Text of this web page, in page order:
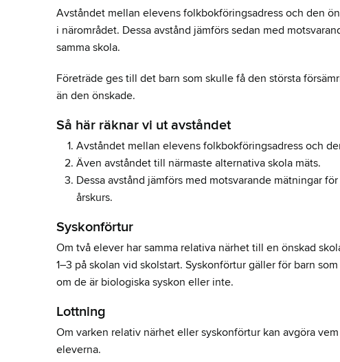
Avståndet mellan elevens folkbokföringsadress och den
i närområdet. Dessa avstånd jämförs sedan med
samma skola.
Företräde ges till det barn som skulle få den största
än den önskade.
Så här räknar vi ut avståndet
Avståndet mellan elevens folkbokföringsadress och
Även avståndet till närmaste alternativa skola mäts.
Dessa avstånd jämförs med motsvarande mätningar
årskurs.
Syskonförtur
Om två elever har samma relativa närhet till en önskad
1–3 på skolan vid skolstart. Syskonförtur gäller för barn
om de är biologiska syskon eller inte.
Lottning
Om varken relativ närhet eller syskonförtur kan avgöra
eleverna.